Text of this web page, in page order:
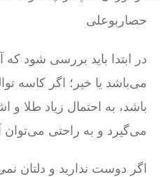
حصاربوعلی
در ابتدا باید بررسی شود که
می‌باشد یا خیر؛ اگر کاسه
باشد، به احتمال زیاد طلا و
می‌گیرد و به راحتی
اگر دوست ندارید و دلتان